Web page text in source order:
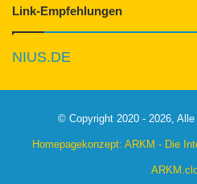
Link-Empfehlungen
NIUS.DE
© Copyright 2020 - 2026,
Homepagekonzept: ARKM - Die